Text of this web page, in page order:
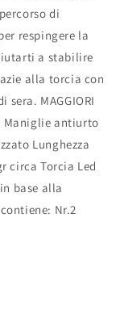
di
respingere la
a stabilire
alla torcia con
MAGGIORI
Maniglie antiurto
Lunghezza
circa Torcia Led
base alla
Nr.2